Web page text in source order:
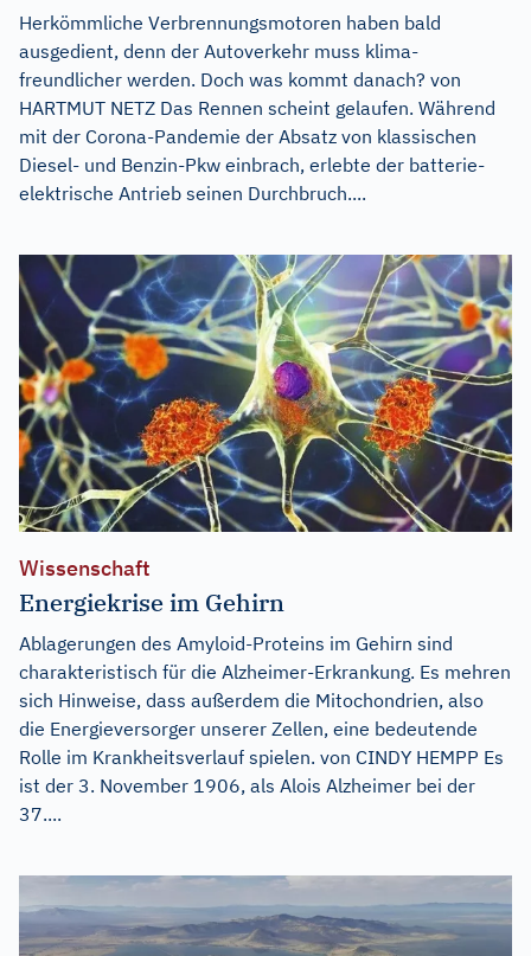
Herkömmliche Verbrennungsmotoren haben bald
ausgedient, denn der Autoverkehr muss klima-
freundlicher werden. Doch was kommt danach? von
HARTMUT NETZ Das Rennen scheint gelaufen. Während
mit der Corona-Pandemie der Absatz von klassischen
Diesel- und Benzin-Pkw einbrach, erlebte der batterie-
elektrische Antrieb seinen Durchbruch....
Wissenschaft
Energiekrise im Gehirn
Ablagerungen des Amyloid-Proteins im Gehirn sind
charakteristisch für die Alzheimer-Erkrankung. Es mehren
sich Hinweise, dass außerdem die Mitochondrien, also
die Energieversorger unserer Zellen, eine bedeutende
Rolle im Krankheitsverlauf spielen. von CINDY HEMPP Es
ist der 3. November 1906, als Alois Alzheimer bei der
37....